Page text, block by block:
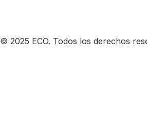
© 2025 ECO. Todos los derechos